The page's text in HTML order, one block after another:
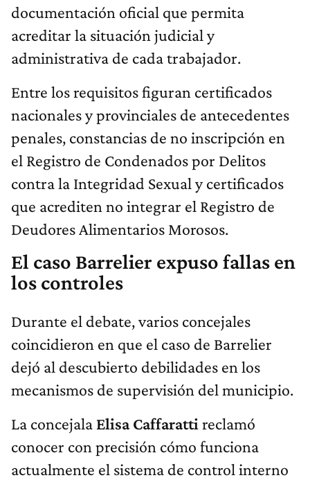
documentación oficial que permita
acreditar la situación judicial y
administrativa de cada trabajador.
Entre los requisitos figuran certificados
nacionales y provinciales de antecedentes
penales, constancias de no inscripción en
el Registro de Condenados por Delitos
contra la Integridad Sexual y certificados
que acrediten no integrar el Registro de
Deudores Alimentarios Morosos.
El caso Barrelier expuso fallas en
los controles
Durante el debate, varios concejales
coincidieron en que el caso de Barrelier
dejó al descubierto debilidades en los
mecanismos de supervisión del municipio.
La concejala Elisa Caffaratti reclamó
conocer con precisión cómo funciona
actualmente el sistema de control interno